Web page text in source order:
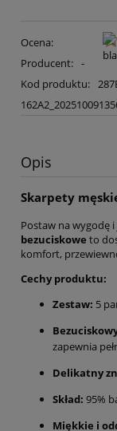
Ocena:
Producent: -
Kod produktu:
Opis
Skarpety
Postaw na wygodę
bezuciskowe to
komfort,
Cechy produktu:
Zestaw: 5
zapewnia
Delikatny
Skład: 95%
Miękkie i